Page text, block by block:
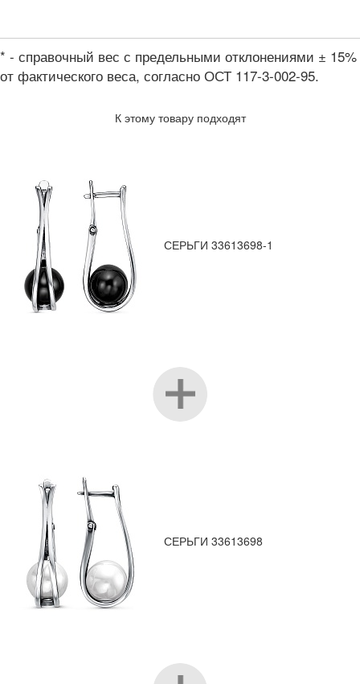
* - справочный вес с предельными отклонениями ± 15%
от фактического веса, согласно ОСТ 117-3-002-95.
К этому товару подходят
СЕРЬГИ 33613698-1
СЕРЬГИ 33613698